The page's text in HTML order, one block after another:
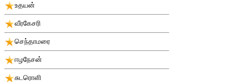
உதயன்
வீரகேசரி
செந்தாமரை
ஈழநேசன்
சுடரொளி